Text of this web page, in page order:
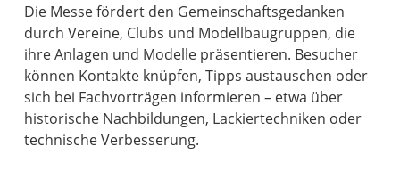
Die Messe fördert den Gemeinschaftsgedanken
durch Vereine, Clubs und Modellbaugruppen, die
ihre Anlagen und Modelle präsentieren. Besucher
können Kontakte knüpfen, Tipps austauschen oder
sich bei Fachvorträgen informieren – etwa über
historische Nachbildungen, Lackiertechniken oder
technische Verbesserung.